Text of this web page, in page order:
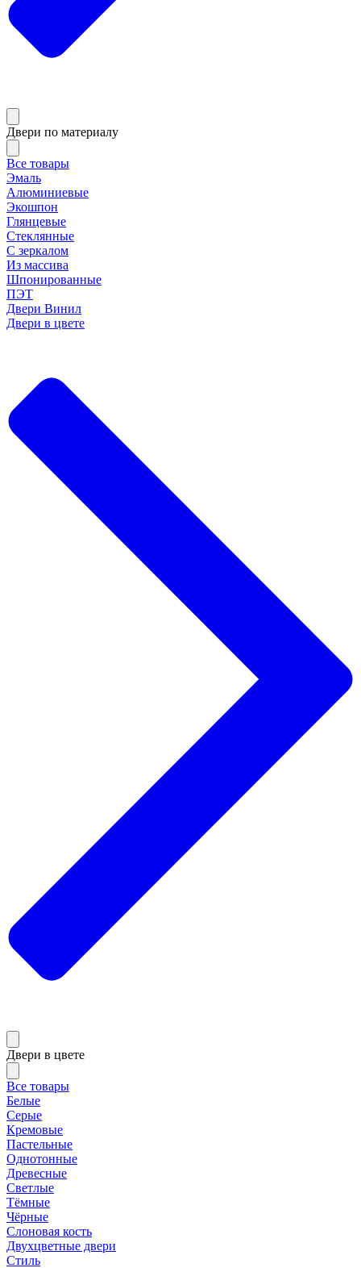
Двери по материалу
Все товары
Эмаль
Алюминиевые
Экошпон
Глянцевые
Стеклянные
С зеркалом
Из массива
Шпонированные
ПЭТ
Двери Винил
Двери в цвете
Двери в цвете
Все товары
Белые
Серые
Кремовые
Пастельные
Однотонные
Древесные
Светлые
Тёмные
Чёрные
Слоновая кость
Двухцветные двери
Стиль